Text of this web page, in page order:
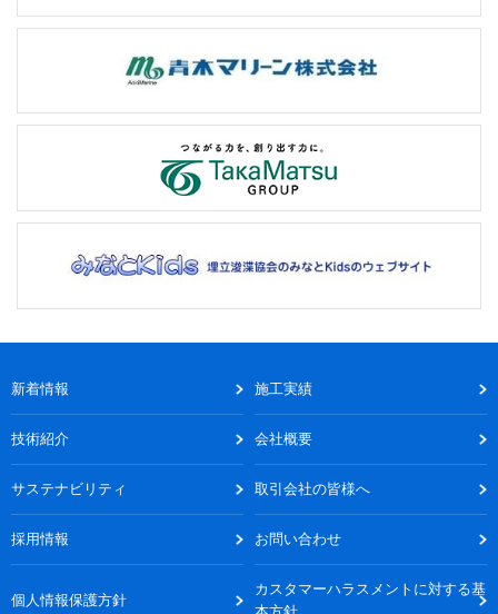
新着情報 施工実績
技術紹介 会社概要
サステナビリティ 取引会社の皆様へ
採用情報 お問い合わせ
個人情報保護方針
カスタマーハラスメントに対する基